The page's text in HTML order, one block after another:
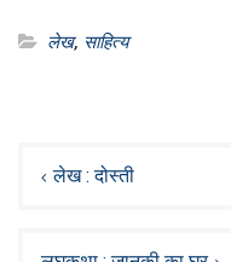
लेख, साहित्य
navigation
लेख : दोस्ती